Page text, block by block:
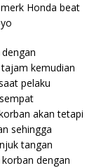
Honda beat
kemudian
pelaku
akan tetapi
sehingga
tangan
dengan